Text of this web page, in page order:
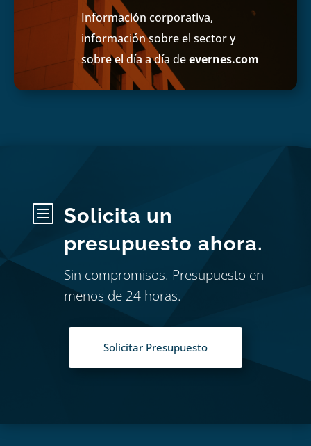
Información corporativa,
información sobre el sector y
sobre el día a día deevernes.com
b
Solicita un
presupuesto ahora.
Sin compromisos. Presupuesto en
menos de 24 horas.
Solicitar Presupuesto